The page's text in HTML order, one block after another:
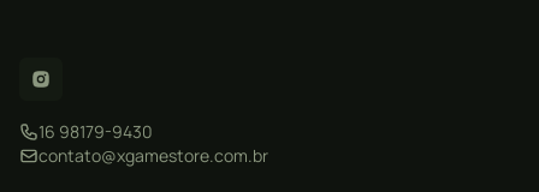
16 98179-9430
contato@xgamestore.com.br